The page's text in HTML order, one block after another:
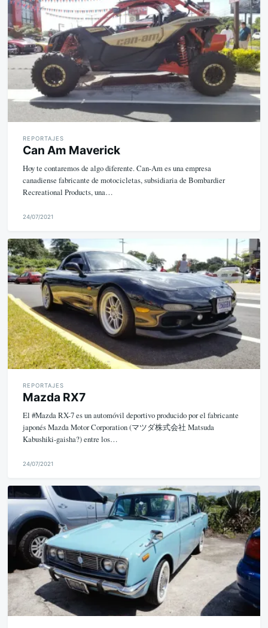
k
REPORTAJES
Can Am Maverick
Hoy te contaremos de algo diferente. Can-Am es una empresa
canadiense fabricante de motocicletas, subsidiaria de Bombardier
Recreational Products, una…
i
k
e
24/07/2021
REPORTAJES
Mazda RX7
El #Mazda RX-7 es un automóvil deportivo producido por el fabricante
japonés Mazda Motor Corporation (マツダ株式会社 Matsuda
Kabushiki-gaisha?) entre los…
k
24/07/2021